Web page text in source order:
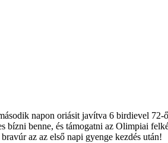
napon oriásit javítva 6 birdievel
bízni benne, és támogatni az Olimpiai
az az első napi gyenge kezdés után!